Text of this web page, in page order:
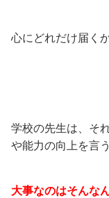
心にどれだけ届く
学校の先生は、そ
や能力の向上を言
大事なのはそんな